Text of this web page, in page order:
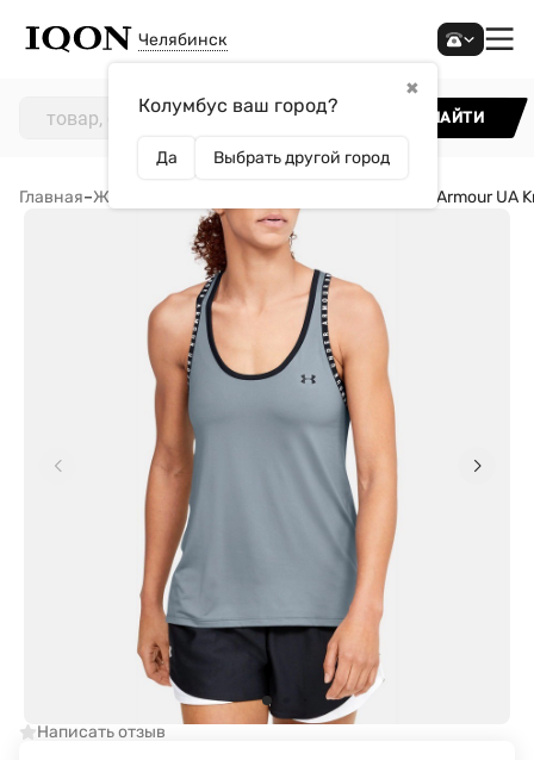
Челябинск
✖
Колумбус ваш город?
Да Выбрать другой город
НАЙТИ
Главная–Женщинам Майка Under Armour UA
Написать отзыв